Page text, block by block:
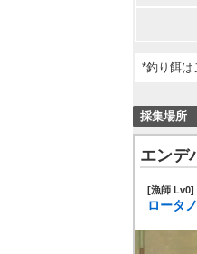
*釣り餌は
採集場所
エンデ
[漁師 Lv0]
ロータ